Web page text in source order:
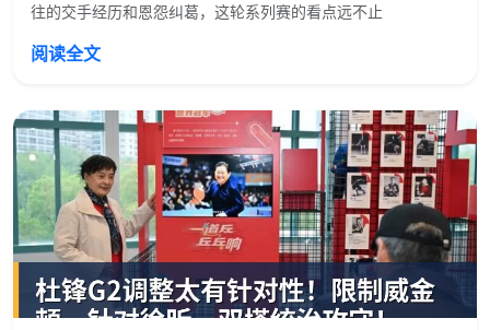
往的交手经历和恩怨纠葛，这轮系列赛的看点远不止
阅读全文